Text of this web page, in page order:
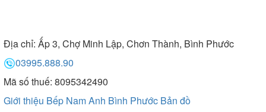
Địa chỉ: Ấp 3, Chợ Minh Lập, Chơn Thành, Bình Phước
03995.888.90
Mã số thuế: 8095342490
Giới thiệu Bếp Nam Anh Bình Phước Bản đồ